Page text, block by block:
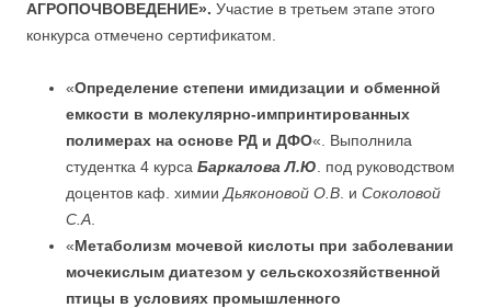
АГРОПОЧВОВЕДЕНИЕ». Участие в третьем этапе этого
конкурса отмечено сертификатом.
«Определение степени имидизации и обменной
емкости в молекулярно-импринтированных
полимерах на основе РД и ДФО«. Выполнила
студентка 4 курса Баркалова Л.Ю . под руководством
доцентов каф. химии Дьяконовой О.В . и Соколовой
С.А
«Метаболизм мочевой кислоты при заболевании
мочекислым диатезом у сельскохозяйственной
птицы в условиях промышленного